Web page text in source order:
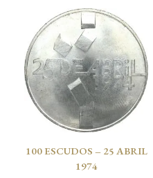
100 ESCUDOS – 25 ABRIL
1974